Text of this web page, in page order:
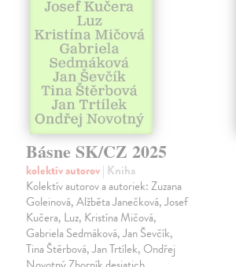
Básne SK/CZ 2025
kolektív autorov| Kniha
Kolektív autorov a autoriek: Zuzana
Goleinová, Alžběta Janečková, Josef
Kučera, Luz, Kristína Mičová,
Gabriela Sedmáková, Jan Ševčík,
Tina Štěrbová, Jan Trtílek, Ondřej